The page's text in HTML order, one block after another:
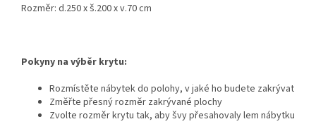
Rozměr: d.250 x š.200 x v.70 cm
Pokyny na výběr krytu:
Rozmístěte nábytek do polohy, v jaké ho budete zakrývat
Změřte přesný rozměr zakrývané plochy
Zvolte rozměr krytu tak, aby švy přesahovaly lem nábytku